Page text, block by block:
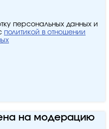
персональных данных и
политикой в отношении
на модерацию